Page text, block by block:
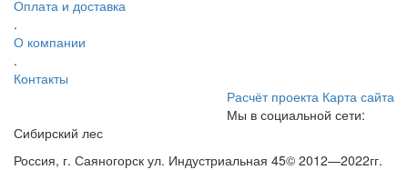
Оплата и доставка
.
О компании
.
Контакты
Расчёт проекта Карта сайта
Мы в социальной сети:
Сибирский лес
Россия, г. Саяногорск ул. Индустриальная 45© 2012—2022гг.